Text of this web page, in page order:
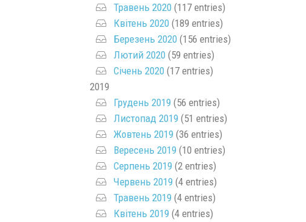
Травень 2020(117 entries)
Квітень 2020(189 entries)
Березень 2020(156 entries)
Лютий 2020(59 entries)
Січень 2020(17 entries)
2019
Грудень 2019 (56 entries)
Листопад 2019 (51 entries)
Жовтень 2019 (36 entries)
Вересень 2019 (10 entries)
Серпень 2019 (2 entries)
Червень 2019 (4 entries)
Травень 2019 (4 entries)
Квітень 2019 (4 entries)